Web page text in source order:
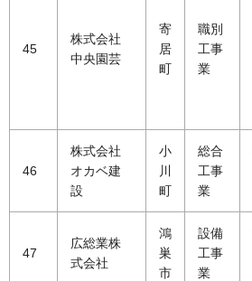
45
株式会社
中央園芸
寄
居
町
職別
工事
業
46
株式会社
オカベ建
設
小
川
町
総合
工事
業
47
広総業株
式会社
鴻
巣
市
設備
工事
業